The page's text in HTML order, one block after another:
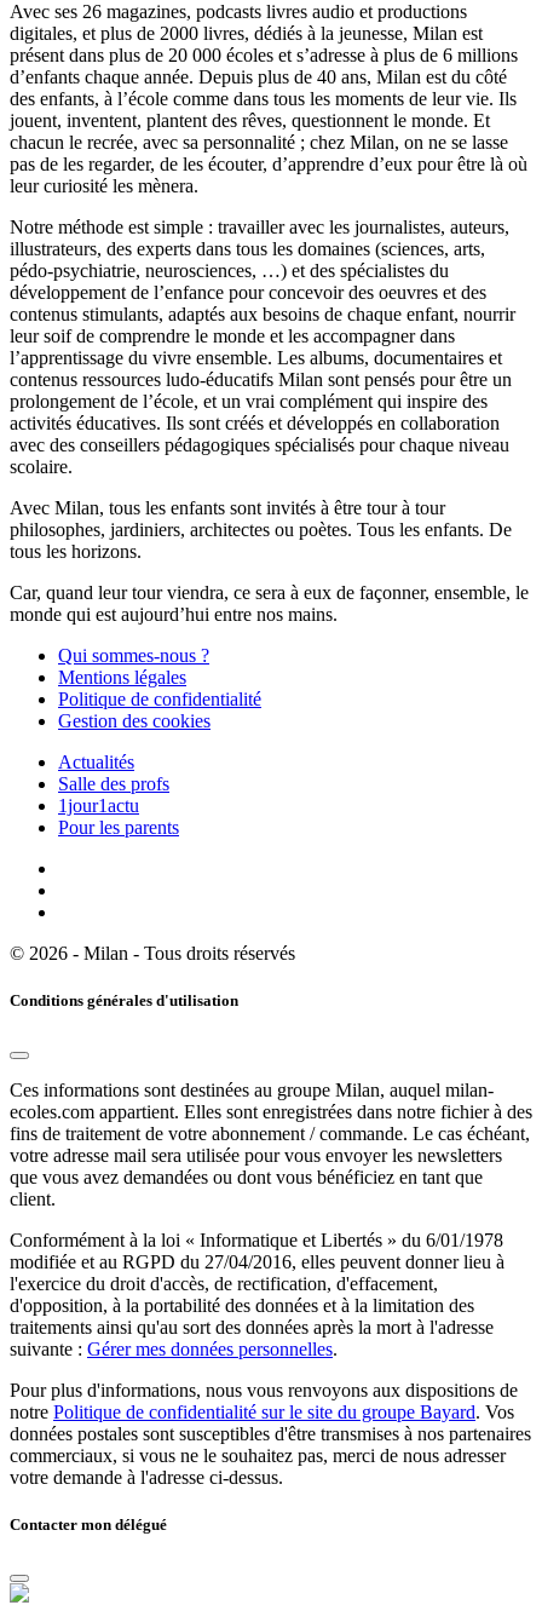
Avec ses 26 magazines, podcasts livres audio et productions
digitales, et plus de 2000 livres, dédiés à la jeunesse, Milan est
présent dans plus de 20 000 écoles et s’adresse à plus de 6 millions
d’enfants chaque année. Depuis plus de 40 ans, Milan est du côté
des enfants, à l’école comme dans tous les moments de leur vie. Ils
jouent, inventent, plantent des rêves, questionnent le monde. Et
chacun le recrée, avec sa personnalité ; chez Milan, on ne se lasse
pas de les regarder, de les écouter, d’apprendre d’eux pour être là où
leur curiosité les mènera.
Notre méthode est simple : travailler avec les journalistes, auteurs,
illustrateurs, des experts dans tous les domaines (sciences, arts,
pédo-psychiatrie, neurosciences, …) et des spécialistes du
développement de l’enfance pour concevoir des oeuvres et des
contenus stimulants, adaptés aux besoins de chaque enfant, nourrir
leur soif de comprendre le monde et les accompagner dans
l’apprentissage du vivre ensemble. Les albums, documentaires et
contenus ressources ludo-éducatifs Milan sont pensés pour être un
prolongement de l’école, et un vrai complément qui inspire des
activités éducatives. Ils sont créés et développés en collaboration
avec des conseillers pédagogiques spécialisés pour chaque niveau
scolaire.
Avec Milan, tous les enfants sont invités à être tour à tour
philosophes, jardiniers, architectes ou poètes. Tous les enfants. De
tous les horizons.
Car, quand leur tour viendra, ce sera à eux de façonner, ensemble, le
monde qui est aujourd’hui entre nos mains.
Qui sommes-nous ?
Mentions légales
Politique de confidentialité
Gestion des cookies
Actualités
Salle des profs
1jour1actu
Pour les parents
© 2026 - Milan - Tous droits réservés
Conditions générales d'utilisation
Ces informations sont destinées au groupe Milan, auquel milan-
ecoles.com appartient. Elles sont enregistrées dans notre fichier à des
fins de traitement de votre abonnement / commande. Le cas échéant,
votre adresse mail sera utilisée pour vous envoyer les newsletters
que vous avez demandées ou dont vous bénéficiez en tant que
client.
Conformément à la loi « Informatique et Libertés » du 6/01/1978
modifiée et au RGPD du 27/04/2016, elles peuvent donner lieu à
l'exercice du droit d'accès, de rectification, d'effacement,
d'opposition, à la portabilité des données et à la limitation des
traitements ainsi qu'au sort des données après la mort à l'adresse
suivante : Gérer mes données personnelles.
Pour plus d'informations, nous vous renvoyons aux dispositions de
notre Politique de confidentialité sur le site du groupe Bayard. Vos
données postales sont susceptibles d'être transmises à nos partenaires
commerciaux, si vous ne le souhaitez pas, merci de nous adresser
votre demande à l'adresse ci-dessus.
Contacter mon délégué